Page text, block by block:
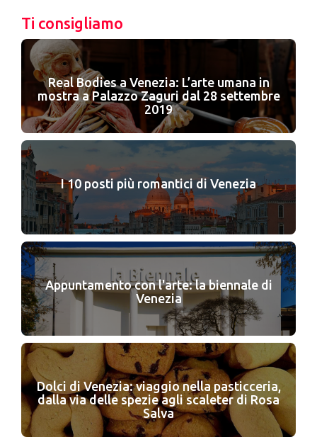
Ti consigliamo
Real Bodies a Venezia: L’arte umana in
mostra a Palazzo Zaguri dal 28 settembre
2019
I 10 posti più romantici di Venezia
Appuntamento con l'arte: la biennale di
Venezia
Dolci di Venezia: viaggio nella pasticceria,
dalla via delle spezie agli scaleter di Rosa
Salva